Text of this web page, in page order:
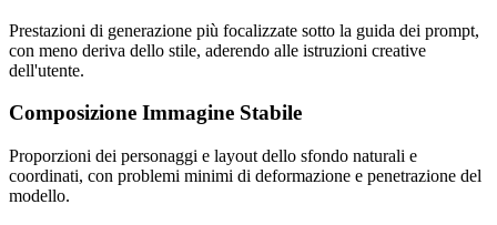
Prestazioni di generazione più focalizzate sotto la guida dei prompt,
con meno deriva dello stile, aderendo alle istruzioni creative
dell'utente.
Composizione Immagine Stabile
Proporzioni dei personaggi e layout dello sfondo naturali e
coordinati, con problemi minimi di deformazione e penetrazione del
modello.